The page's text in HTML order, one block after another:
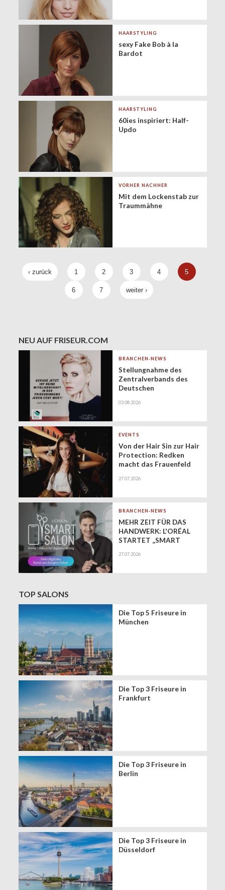
HAARSTYLING
sexy Fake Bob à la
Bardot
HAARSTYLING
60ies inspiriert: Half-
Updo
VORHER NACHHER
Mit dem Lockenstab zur
Traummähne
‹ zurück 1 2 3 4 5
6 7 weiter ›
NEU AUF FRISEUR.COM
BRANCHEN-NEWS
Stellungnahme des
Zentralverbands des
Deutschen
Zukunft der
(Minijobs)
03.08.2026
EVENTS
Von der Hair Sin zur Hair
Protection: Redken
macht das Frauenfeld
gesundes Haar
27.07.2026
BRANCHEN-NEWS
MEHR ZEIT FÜR DAS
HANDWERK: L'ORÉAL
STARTET „SMART
EXKLUSIVEN BUSINESS-
27.07.2026
TOP SALONS
Die Top 5 Friseure in
München
Die Top 3 Friseure in
Frankfurt
Die Top 3 Friseure in
Berlin
Die Top 3 Friseure in
Düsseldorf